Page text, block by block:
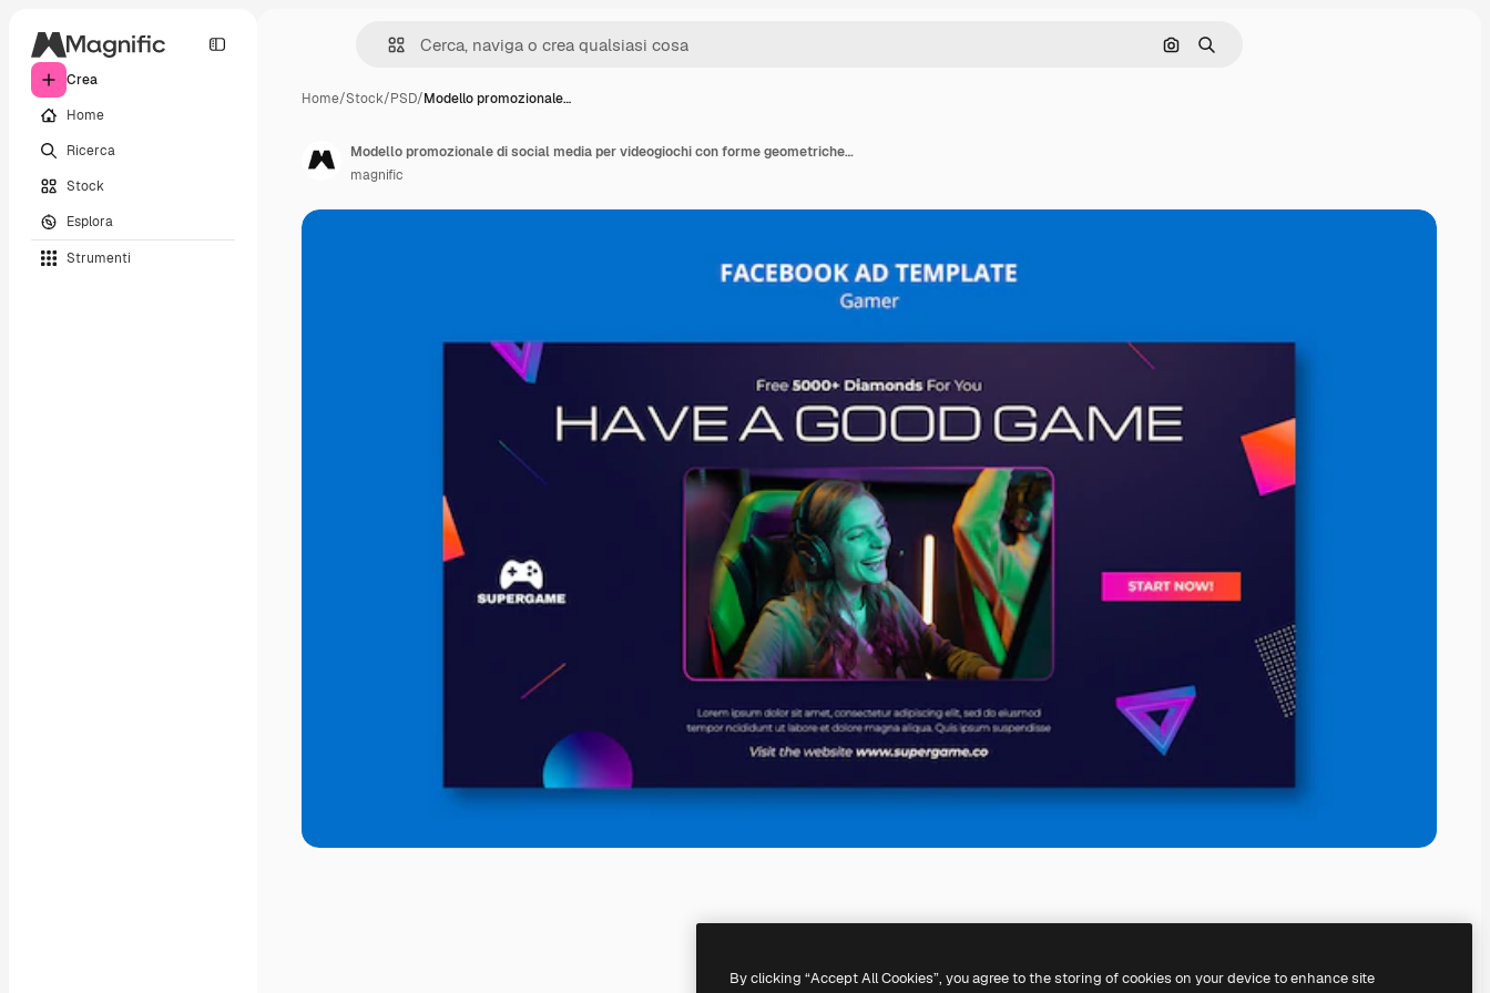
Crea
Home
Ricerca
Stock
Esplora
Strumenti
Cerca per immagine
Ricerca
Home/Stock/PSD/Modello promozionale…
Modello promozionale di social media per videogiochi con forme geometriche sfumate
magnific
By clicking “Accept All Cookies”, you agree to the storing of cookies on your device to enhance site